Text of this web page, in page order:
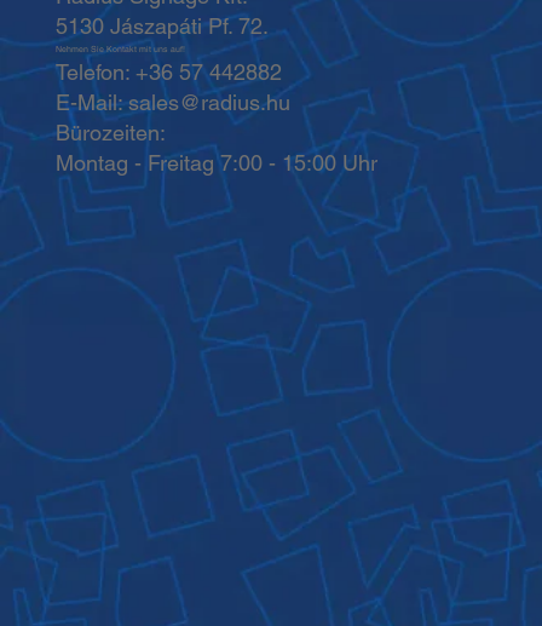
5130 Jászapáti Pf. 72.
Nehmen Sie Kontakt mit uns auf!
Telefon: +36 57 442882
E-Mail: sales@radius.hu
Bürozeiten:
Montag - Freitag 7:00 - 15:00 Uhr